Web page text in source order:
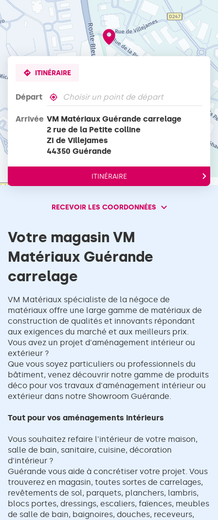
© 1987–2026 HERE, IGN
ITINÉRAIRE
Départ
,
un
point
de
vente
VM
MATERIAUX
À
Arrivée VM Matériaux Guérande carrelage
2 rue de la Petite colline
ZI de Villejames
44350 Guérande
ITINÉRAIRE
JUSQU'AU
POINT
VENTE
CARRELAGE
RECEVOIR LES COORDONNÉES
RECEVOIR
COORDONNÉES
Votre magasin VM
Matériaux Guérande
carrelage
VM Matériaux spécialiste de la négoce de
matériaux offre une large gamme de matériaux de
construction de qualités et innovants répondant
aux exigences du marché et aux meilleurs prix.
Vous avez un projet d'aménagement intérieur ou
extérieur ?
Que vous soyez particuliers ou professionnels du
bâtiment, venez découvrir notre gamme de produits
déco pour vos travaux d'aménagement intérieur ou
extérieur dans notre Showroom Guérande.
Tout pour vos aménagements intérieurs
Vous souhaitez refaire l'intérieur de votre maison,
salle de bain, sanitaire, cuisine, décoration
d'intérieur ?
Guérande vous aide à concrétiser votre projet. Vous
trouverez en magasin, toutes sortes de carrelages,
revêtements de sol, parquets, planchers, lambris,
blocs portes, dressings, escaliers, faïences, meubles
de salle de bain, baignoires, douches, receveurs,